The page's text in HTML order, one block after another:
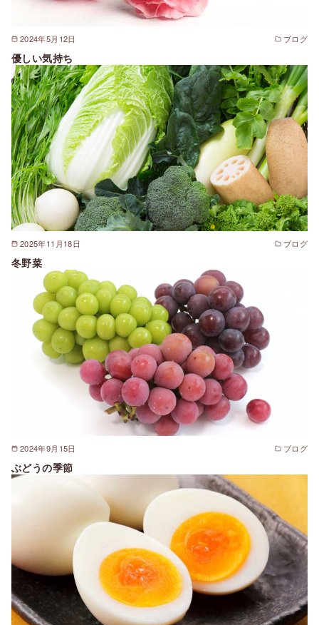
2024年5月12日 ブログ
優しい気持ち
2025年11月18日 ブログ
冬野菜
2024年9月15日 ブログ
ぶどうの季節